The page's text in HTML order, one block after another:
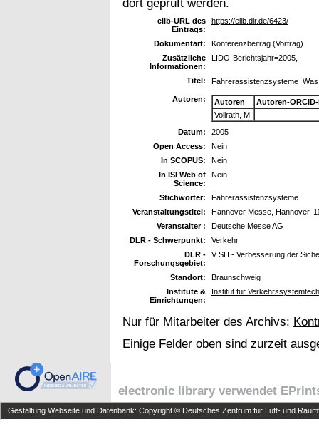
dort geprüft werden.
elib-URL des
Eintrags:
https://elib.dlr.de/6423/
Dokumentart:
Konferenzbeitrag (Vortrag)
Zusätzliche
Informationen:
LIDO-Berichtsjahr=2005,
Titel: Fahrerassistenzsysteme 
Autoren: Autoren
Autoren-
Vollrath, M.
Datum:
2005
Open Access:
Nein
In SCOPUS:
Nein
In ISI Web of
Science:
Nein
Stichwörter:
Fahrerassistenzsysteme
Veranstaltungstitel:
Hannover Messe, Hannover,
Veranstalter :
Deutsche Messe AG
DLR - Schwerpunkt:
Verkehr
DLR -
Forschungsgebiet:
V SH - Verbesserung der
Standort:
Braunschweig
Institute &
Einrichtungen:
Institut für
Nur für Mitarbeiter des Archivs:
Einige Felder oben sind zurzeit
electronic library verwendet
Gestaltung Webseite und Datenbank: Copyright © Deutsches Zentrum für Luft- und